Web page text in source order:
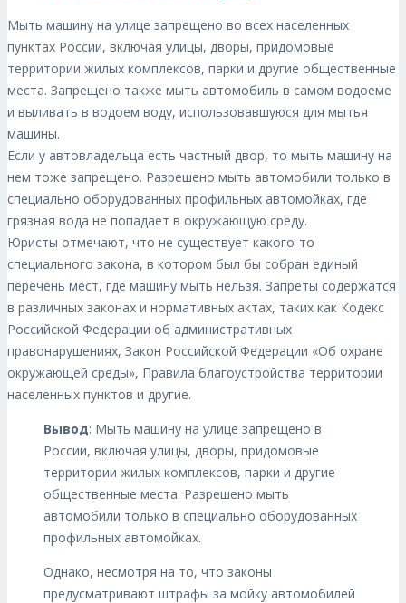
Мыть машину на улице запрещено во всех населенных
пунктах России, включая улицы, дворы, придомовые
территории жилых комплексов, парки и другие общественные
места. Запрещено также мыть автомобиль в самом водоеме
и выливать в водоем воду, использовавшуюся для мытья
машины.
Если у автовладельца есть частный двор, то мыть машину на
нем тоже запрещено. Разрешено мыть автомобили только в
специально оборудованных профильных автомойках, где
грязная вода не попадает в окружающую среду.
Юристы отмечают, что не существует какого-то
специального закона, в котором был бы собран единый
перечень мест, где машину мыть нельзя. Запреты содержатся
в различных законах и нормативных актах, таких как Кодекс
Российской Федерации об административных
правонарушениях, Закон Российской Федерации «Об охране
окружающей среды», Правила благоустройства территории
населенных пунктов и другие.
Вывод: Мыть машину на улице запрещено в
России, включая улицы, дворы, придомовые
территории жилых комплексов, парки и другие
общественные места. Разрешено мыть
автомобили только в специально оборудованных
профильных автомойках.
Однако, несмотря на то, что законы
предусматривают штрафы за мойку автомобилей